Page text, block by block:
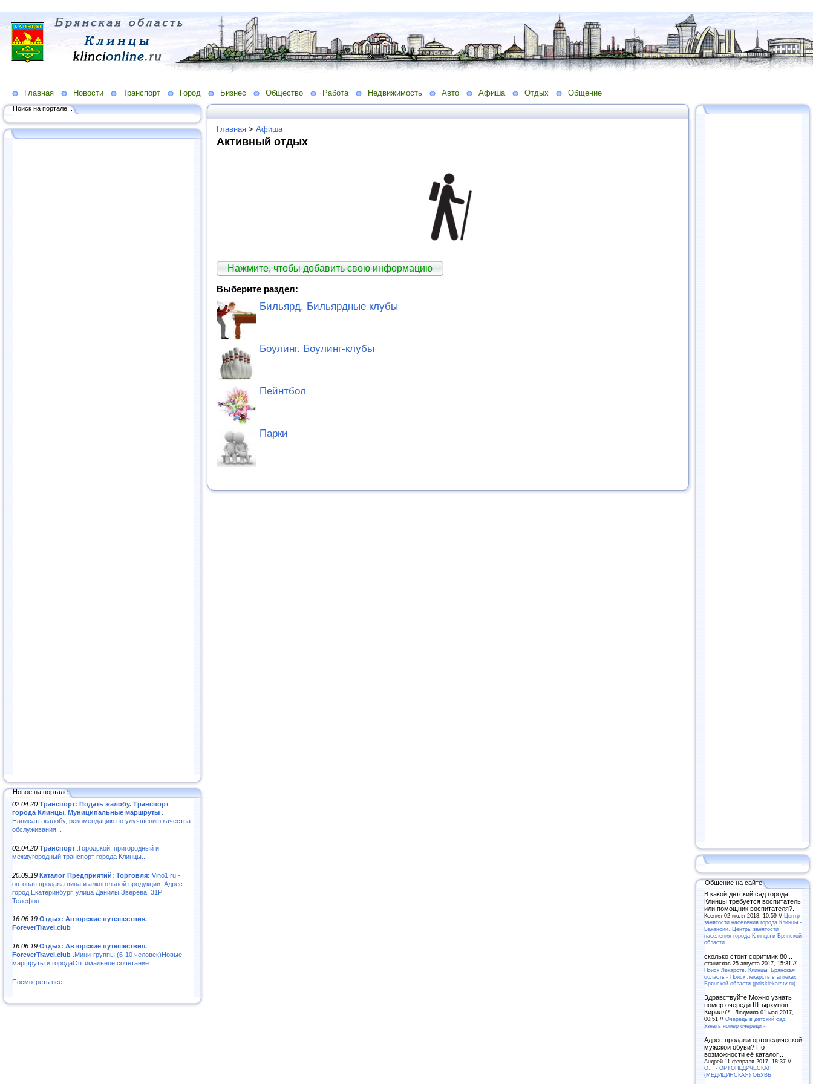
Главная Новости Транспорт Город Бизнес Общество Работа Недвижимость Авто Афиша Отдых Общение
Поиск на портале...
Новое на портале
02.04.20 Транспорт: Подать жалобу. Транспорт
города Клинцы. Муниципальные маршруты
Написать жалобу, рекомендацию по улучшению качества
обслуживания ..
02.04.20 Транспорт .Городской, пригородный и
междугородный транспорт города Клинцы..
20.09.19 Каталог Предприятий: Торговля: Vino1.ru -
оптовая продажа вина и алкогольной продукции. Адрес:
город Екатеринбург, улица Данилы Зверева, 31Р
Телефон:..
16.06.19 Отдых: Авторские путешествия.
ForeverTravel.club
16.06.19 Отдых: Авторские путешествия.
ForeverTravel.club .Мини-группы (6-10 человек)Новые
маршруты и городаОптимальное сочетание..
Посмотреть все
Главная > Афиша
Активный отдых
Нажмите, чтобы добавить свою информацию
Выберите раздел:
Бильярд. Бильярдные клубы
Боулинг. Боулинг-клубы
Пейнтбол
Парки
Общение на сайте
В какой детский сад города
Клинцы требуется воспитатель
или помощник воспитателя?..
Ксения 02 июля 2018, 10:59 // Центр
занятости населения города Клинцы -
Вакансии. Центры занятости
населения города Клинцы и Брянской
области
сколько стоит соритмик 80 ..
станислав 25 августа 2017, 15:31 //
Поиск Лекарств. Клинцы. Брянская
область - Поиск лекарств в аптеках
Брянской области (poisklekarstv.ru)
Здравствуйте!Можно узнать
номер очереди Штырхунов
Кирилл?..
Людмила 01 мая 2017,
00:51 // Очередь в детский сад.
Узнать номер очереди -
Адрес продажи ортопедической
мужской обуви? По
возможности её каталог...
Андрей 11 февраля 2017, 18:37 //
O... - ОРТОПЕДИЧЕСКАЯ
(МЕДИЦИНСКАЯ) ОБУВЬ